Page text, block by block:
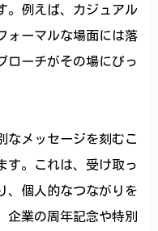
。例えば、カジュアル
ォーマルな場面には落
ローチがその場にぴっ
なメッセージを刻むこ
す。これは、受け取っ
、個人的なつながりを
企業の周年記念や特別